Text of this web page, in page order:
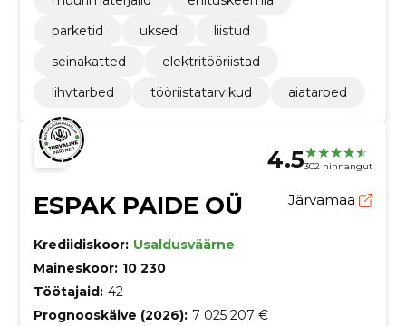
parketid
uksed
liistud
seinakatted
elektritööriistad
lihvtarbed
tööriistatarvikud aiatarbed
4.5302 hinnangut
ESPAK PAIDE OÜ Järvamaa
Krediidiskoor: Usaldusväärne
Maineskoor: 10 230
Töötajaid: 42
Prognooskäive (2026): 7 025 207 €